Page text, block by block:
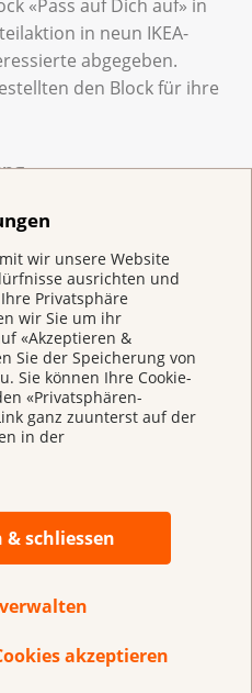
wir unsere Website
ausrichten und
Privatsphäre
wir Sie um ihr
«Akzeptieren &
Sie der Speicherung von
Sie können Ihre Cookie-
«Privatsphären-
ganz zuunterst auf der
in der
schliessen
akzeptieren
«Pass auf Dich auf» in
in neun IKEA-
abgegeben.
den Block für ihre
Schweiz von März bis
sensibilisiert. Zudem
auf Sonnenschutz-Tour
Diese Sensibilisierung
«Schenker Storen» als
nahe bei den Leuten
Ausstellung der
auf unterhaltsame
unterwegs. Zusammen
dem mobilen und
der
an sehr gut